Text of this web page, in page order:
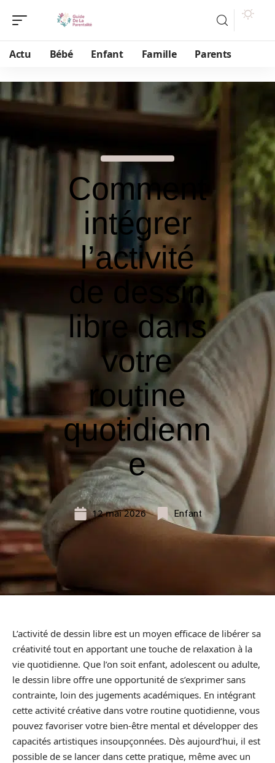
Actu Bébé Enfant Famille Parents
Comment
intégrer
l’activité
de dessin
libre dans
votre
routine
quotidienn
e
12 mai 2026 Enfant
L’activité de dessin libre est un moyen efficace de libérer sa
créativité tout en apportant une touche de relaxation à la
vie quotidienne. Que l’on soit enfant, adolescent ou adulte,
le dessin libre offre une opportunité de s’exprimer sans
contrainte, loin des jugements académiques. En intégrant
cette activité créative dans votre routine quotidienne, vous
pouvez favoriser votre bien-être mental et développer des
capacités artistiques insoupçonnées. Dès aujourd’hui, il est
possible de se lancer dans cette pratique, même avec un